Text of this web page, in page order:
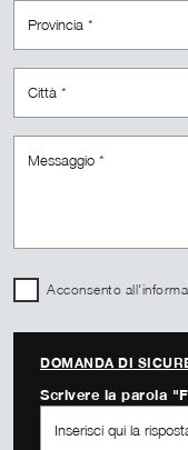
Acconsento
DOMANDA DI
Scrivere la parola